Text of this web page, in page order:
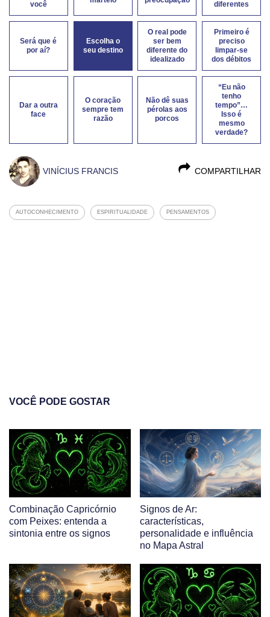
você diferentes
Será que é
por aí?
Escolha o
seu destino
O real pode
ser bem
diferente do
idealizado
Primeiro é
preciso
limpar-se
dos débitos
Dar a outra
face
O coração
sempre tem
razão
Não dê suas
pérolas aos
porcos
“Eu não
tenho
tempo”…
Isso é
mesmo
verdade?
COMPARTILHAR
VINÍCIUS FRANCIS
AUTOCONHECIMENTO ESPIRITUALIDADE PENSAMENTOS
VOCÊ PODE GOSTAR
Combinação Capricórnio
com Peixes: entenda a
sintonia entre os signos
Signos de Ar:
características,
personalidade e influência
no Mapa Astral